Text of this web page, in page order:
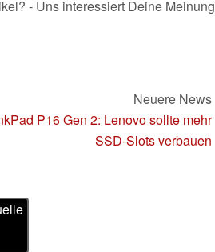
- Uns interessiert Deine Meinung
Neuere News
P16 Gen 2: Lenovo sollte mehr
SSD-Slots verbauen